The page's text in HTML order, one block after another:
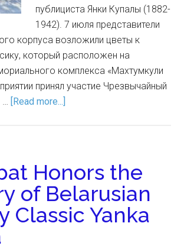
публициста Янки Купалы (1882-
1942). 7 июля представители
корпуса возложили цветы к
который расположен на
комплекса «Махтумкули
принял участие Чрезвычайный
… [Read more...]
Honors the
of Belarusian
Classic Yanka